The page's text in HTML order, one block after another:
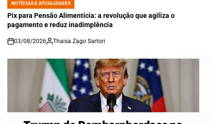
POSTED
IN
NOTÍCIAS E ATUALIZADES
Pix para Pensão Alimentícia: a revolução que agiliza o
pagamento e reduz inadimplência
on
03/08/2026 Thaisa Zago Sartori